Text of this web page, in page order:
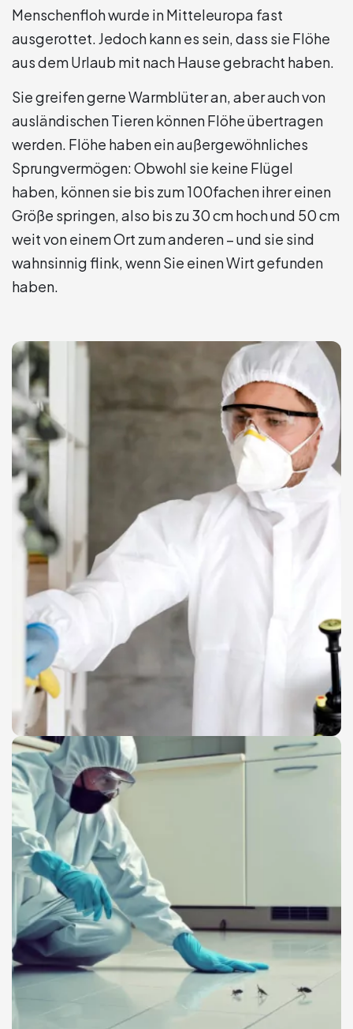
Menschenfloh wurde in Mitteleuropa fast
ausgerottet. Jedoch kann es sein, dass sie Flöhe
aus dem Urlaub mit nach Hause gebracht haben.
Sie greifen gerne Warmblüter an, aber auch von
ausländischen Tieren können Flöhe übertragen
werden. Flöhe haben ein außergewöhnliches
Sprungvermögen: Obwohl sie keine Flügel
haben, können sie bis zum 100fachen ihrer einen
Größe springen, also bis zu 30 cm hoch und 50 cm
weit von einem Ort zum anderen – und sie sind
wahnsinnig flink, wenn Sie einen Wirt gefunden
haben.